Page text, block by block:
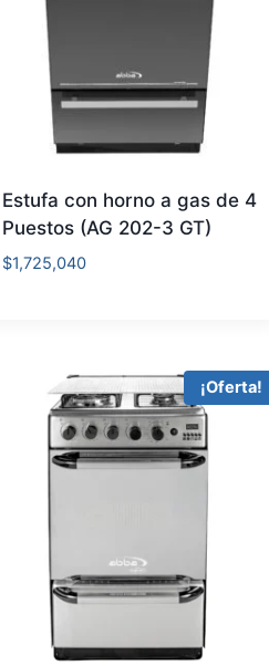
Estufa con horno a gas de 4
Puestos (AG 202-3 GT)
$1,725,040
¡Oferta!